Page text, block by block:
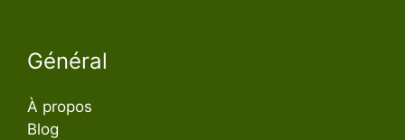
Général
À propos
Blog